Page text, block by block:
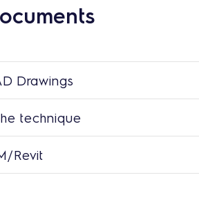
Drawings
technique
Revit